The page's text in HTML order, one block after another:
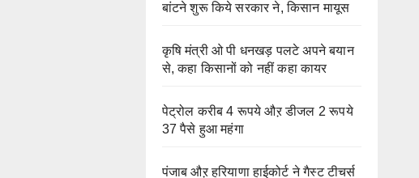
बांटने शुरू किये सरकार ने, किसान मायूस
कृषि मंत्री ओ पी धनखड़ पलटे अपने बयान
से, कहा किसानों को नहीं कहा कायर
पेट्रोल करीब 4 रूपये औऱ डीजल 2 रूपये
37 पैसे हुआ महंगा
पंजाब औऱ हरियाणा हाईकोर्ट ने गैस्ट टीचर्स